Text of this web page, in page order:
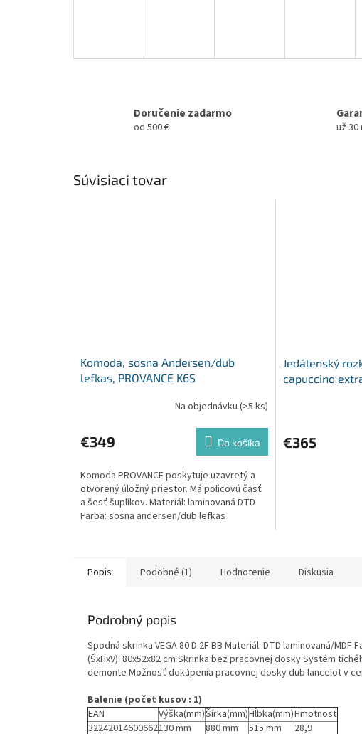
Doručenie zadarmo
od 500 € už
Súvisiaci tovar
Komoda, sosna Andersen/dub
lefkas, PROVANCE K6S
Na objednávku (>5 ks)
€349 Do košíka
Komoda PROVANCE poskytuje uzavretý a
otvorený úložný priestor. Má policovú časť
a šesť šuplíkov. Materiál: laminovaná DTD
Farba: sosna andersen/dub lefkas
Jedálenský
capuccino
€365
Popis Podobné (1) Hodnotenie Diskusia
Podrobný popis
Spodná skrinka VEGA 80 D 2F BB Materiál: DTD laminovaná/
(ŠxHxV): 80x52x82 cm Skrinka bez pracovnej dosky Systém
demonte Možnosť dokúpenia pracovnej dosky dub lancelot v
Balenie (počet kusov : 1)
EAN
Výška(mm)Šírka(mm)Hĺbka(mm)Hmotnosť
32242014600662130 mm 880 mm 515 mm 28,9